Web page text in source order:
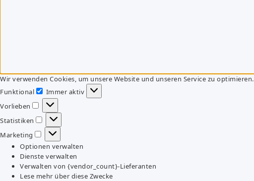
Wir verwenden Cookies, um unsere Website und unseren Service zu optimieren.
Funktional
Funktional
Immer aktiv
Vorlieben
Vorlieben
Statistiken
Statistiken
Marketing
Marketing
Optionen verwalten
Dienste verwalten
Verwalten von {vendor_count}-Lieferanten
Lese mehr über diese Zwecke